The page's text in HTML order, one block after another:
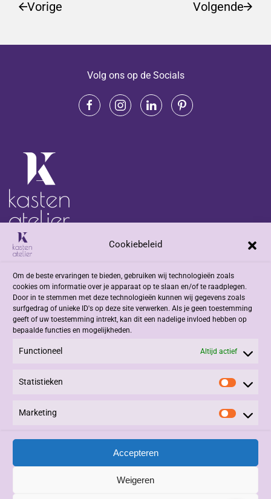
Cookiebeleid
Om de beste ervaringen te bieden, gebruiken wij technologieën zoals
cookies om informatie over je apparaat op te slaan en/of te raadplegen.
Door in te stemmen met deze technologieën kunnen wij gegevens zoals
surfgedrag of unieke ID's op deze site verwerken. Als je geen toestemming
geeft of uw toestemming intrekt, kan dit een nadelige invloed hebben op
bepaalde functies en mogelijkheden.
Functioneel Altijd actief
Statistieken
Marketing
Accepteren
Weigeren
Vorige Volgende
Volg ons op de Socials
Adres
Jacob Romenweg 2
6042 EZ Roermond
Contact
+31 (0)475 332908
Privacy Statement
Alle rechten voorbehouden © 2025, Kasten Atelier.
Beheer en Onderhoud:3PDesign|Vivere|LinQxx.